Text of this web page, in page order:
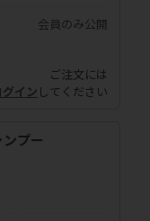
会員のみ公開
ご注文には
グイン してください
プー